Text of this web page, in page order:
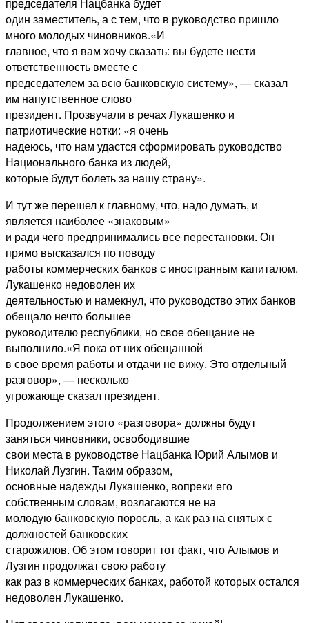
один заместитель, а с тем, что в руководство пришло
много молодых чиновников.«И
главное, что я вам хочу сказать: вы будете нести
ответственность вместе с
председателем за всю банковскую систему», — сказал
им напутственное слово
президент. Прозвучали в речах Лукашенко и
патриотические нотки: «я очень
надеюсь, что нам удастся сформировать руководство
Национального банка из людей,
которые будут болеть за нашу страну».
И тут же перешел к главному, что, надо думать, и
является наиболее «знаковым»
и ради чего предпринимались все перестановки. Он
прямо высказался по поводу
работы коммерческих банков с иностранным капиталом.
Лукашенко недоволен их
деятельностью и намекнул, что руководство этих банков
обещало нечто большее
руководителю республики, но свое обещание не
выполнило.«Я пока от них обещанной
в свое время работы и отдачи не вижу. Это отдельный
разговор», — несколько
угрожающе сказал президент.
Продолжением этого «разговора» должны будут
заняться чиновники, освободившие
свои места в руководстве Нацбанка Юрий Алымов и
Николай Лузгин. Таким образом,
основные надежды Лукашенко, вопреки его
собственным словам, возлагаются не на
молодую банковскую поросль, а как раз на снятых с
должностей банковских
старожилов. Об этом говорит тот факт, что Алымов и
Лузгин продолжат свою работу
как раз в коммерческих банках, работой которых остался
недоволен Лукашенко.